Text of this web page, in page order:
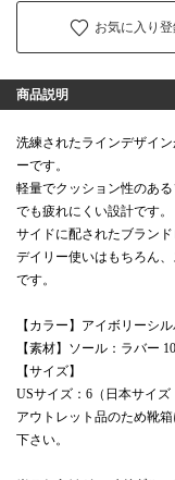
お気に入り
商品説明
洗練されたラインデザイ
ーです。
軽量でクッション性のあ
でも疲れにくい設計です。
サイドに配されたブラン
デイリー使いはもちろん
です。
【カラー】アイボリーシ
【素材】ソール：ラバー
【サイズ】
USサイズ：6（日本サイズ
アウトレット品のため靴
下さい。